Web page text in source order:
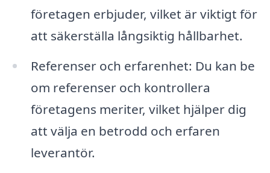
företagen erbjuder, vilket är viktigt för
att säkerställa långsiktig hållbarhet.
Referenser och erfarenhet: Du kan be
om referenser och kontrollera
företagens meriter, vilket hjälper dig
att välja en betrodd och erfaren
leverantör.